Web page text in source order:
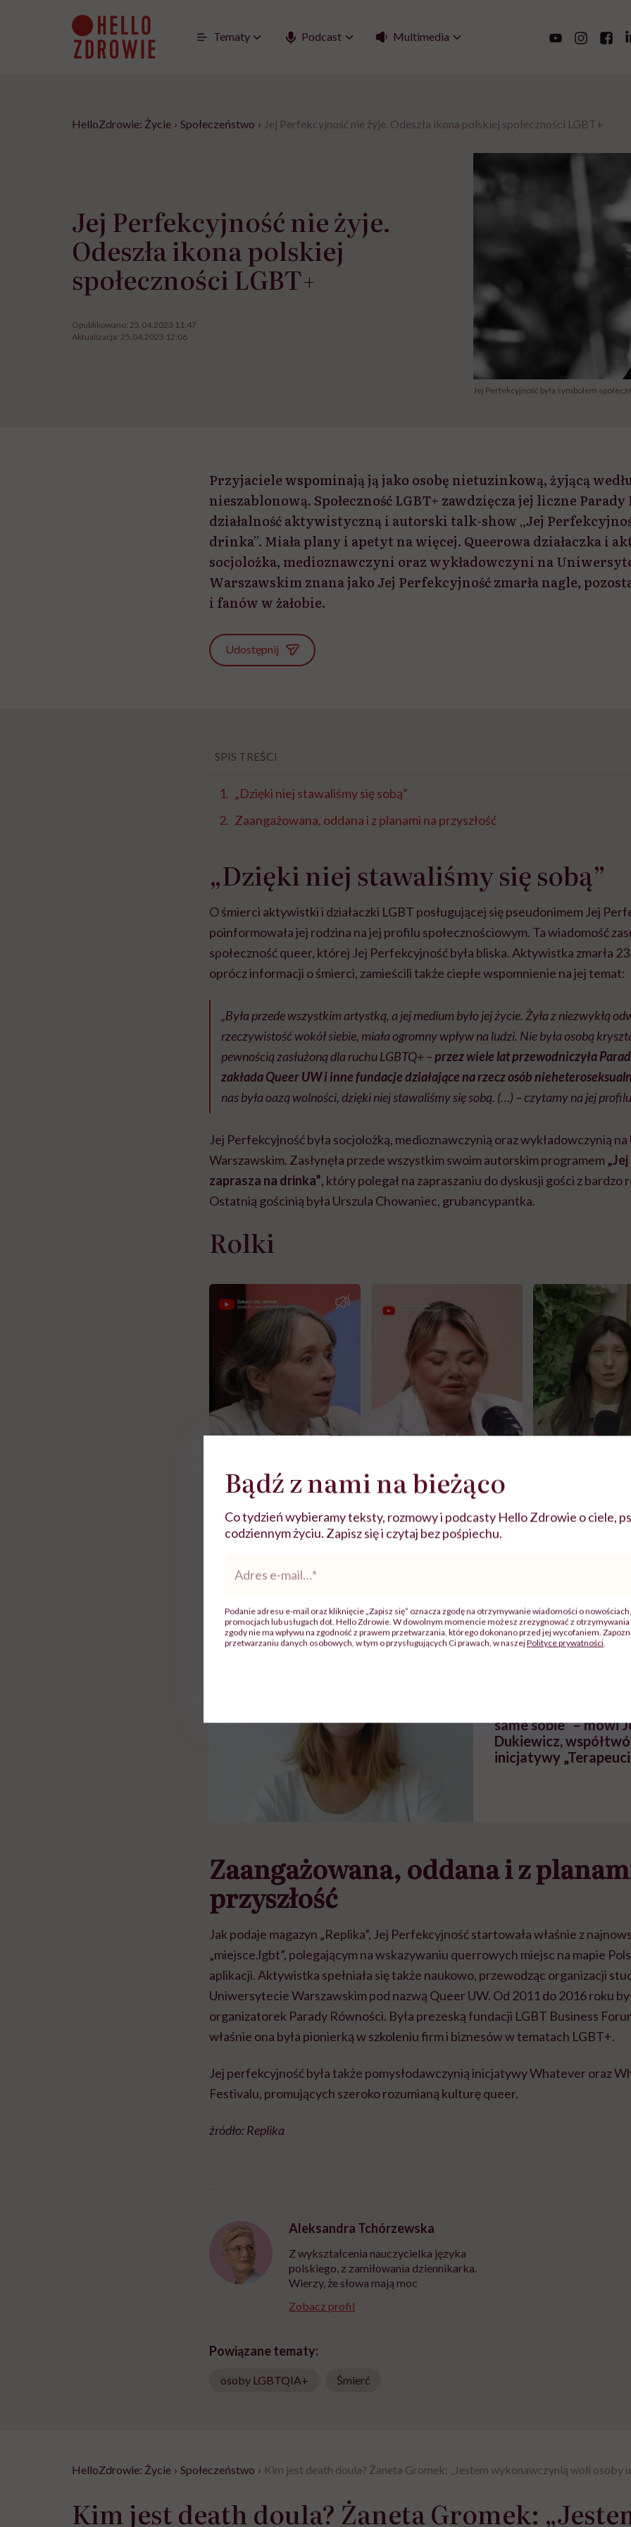
Tematy Podcast Multimedia
HelloZdrowie: Życie › Społeczeństwo › Jej Perfekcyjność nie żyje. Odeszła ikona polskiej społeczności LGBT+
Jej Perfekcyjność nie żyje.
Odeszła ikona polskiej
społeczności LGBT+
Opublikowano: 25.04.2023 11:47
Aktualizacja: 25.04.2023 12:06
Jej Perfekcyjność była symbolem
Przyjaciele wspominają ją jako osobę nietuzinkową, żyjącą
nieszablonową. Społeczność LGBT+ zawdzięcza jej liczne
działalność aktywistyczną i autorski talk-show „Jej
drinka”. Miała plany i apetyt na więcej. Queerowa działaczka i
socjolożka, medioznawczyni oraz wykładowczyni na
Warszawskim znana jako Jej Perfekcyjność zmarła nagle,
i fanów w żałobie.
Udostępnij
SPIS TREŚCI
„Dzięki niej stawaliśmy się sobą”
Zaangażowana, oddana i z planami na przyszłość
„Dzięki niej stawaliśmy się sobą”
O śmierci aktywistki i działaczki LGBT posługującej się pseudonimem Jej
poinformowała jej rodzina na jej profilu społecznościowym. Ta wiadomość
społeczność queer, której Jej Perfekcyjność była bliska. Aktywistka zmarła
oprócz informacji o śmierci, zamieścili także ciepłe wspomnienie na jej temat:
„Była przede wszystkim artystką, a jej medium było jej życie. Żyła z niezwykłą
rzeczywistość wokół siebie, miała ogromny wpływ na ludzi. Nie była osobą
pewnością zasłużoną dla ruchu LGBTQ+ –przez wiele lat przewodniczyła
zakłada Queer UW i inne fundacje działające na rzecz osób
nas była oazą wolności, dzięki niej stawaliśmy się sobą. (…) – czytamy na jej
Jej Perfekcyjność była socjolożką, medioznawczynią oraz wykładowczynią
Warszawskim. Zasłynęła przede wszystkim swoim autorskim programem
zaprasza na drinka”, który polegał na zapraszaniu do dyskusji gości z bardzo
Ostatnią gościnią była Urszula Chowaniec, grubancypantka.
Rolki
Zobacz więcej
Nie móc zostać przy
chorym dziecku w szpitalu
w tym może chyba tylko
głupota i brak wyobraźni"
kobiet w ciąży na rynku
pracy
warsztat
ekspercki
„Osobom LGBT+
same sobie” – mówi
Dukiewicz,
inicjatywy
Zaangażowana, oddana i z
przyszłość
Jak podaje magazyn „Replika”, Jej Perfekcyjność startowała właśnie z
„miejsce.lgbt”, polegającym na wskazywaniu querrowych miejsc na mapie
aplikacji. Aktywistka spełniała się także naukowo, przewodząc organizacji
Uniwersytecie Warszawskim pod nazwą Queer UW. Od 2011 do 2016 roku
organizatorek Parady Równości. Była prezeską fundacji LGBT Business
właśnie ona była pionierką w szkoleniu firm i biznesów w tematach LGBT+.
Jej perfekcyjność była także pomysłodawczynią inicjatywy Whatever oraz
Festivalu, promujących szeroko rozumianą kulturę queer.
źródło: Replika
Aleksandra Tchórzewska
Z wykształcenia nauczycielka języka
polskiego, z zamiłowania dziennikarka.
Wierzy, że słowa mają moc
Zobacz profil
Powiązane tematy:
osoby LGBTQIA+ Śmierć
HelloZdrowie: Życie › Społeczeństwo › Kim jest death doula? Żaneta Gromek: „Jestem wykonawczynią woli osoby
Kim jest death doula? Żaneta Gromek:
Bądź z nami na bieżąco
Co tydzień wybieramy teksty, rozmowy i podcasty Hello Zdrowie o ciele,
codziennym życiu. Zapisz się i czytaj bez pośpiechu.
mail*
Podanie adresu e-mail oraz kliknięcie „Zapisz się” oznacza zgodę na otrzymywanie wiadomości o
promocjach lub usługach dot. Hello Zdrowie. W dowolnym momencie możesz zrezygnować z
zgody nie ma wpływu na zgodność z prawem przetwarzania, którego dokonano przed jej wycofaniem.
przetwarzaniu danych osobowych, w tym o przysługujących Ci prawach, w naszejPolityce prywatności.